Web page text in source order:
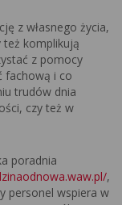
z własnego życia,
też komplikują
z pomocy
fachową i co
trudów dnia
czy też w
poradnia
,
personel wspiera w